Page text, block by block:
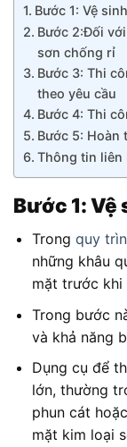
Bước 1: Vệ
Bước 2:Đối
sơn chống rỉ
Bước 3: Thi
theo yêu cầu
Bước 4: Thi
Bước 5: Hoàn
Thông tin liên
Bước 1: Vệ
Trong quy
những khâu
mặt trước khi
Trong bước
và khả năng
Dụng cụ để
lớn, thường
phun cát
mặt kim loại